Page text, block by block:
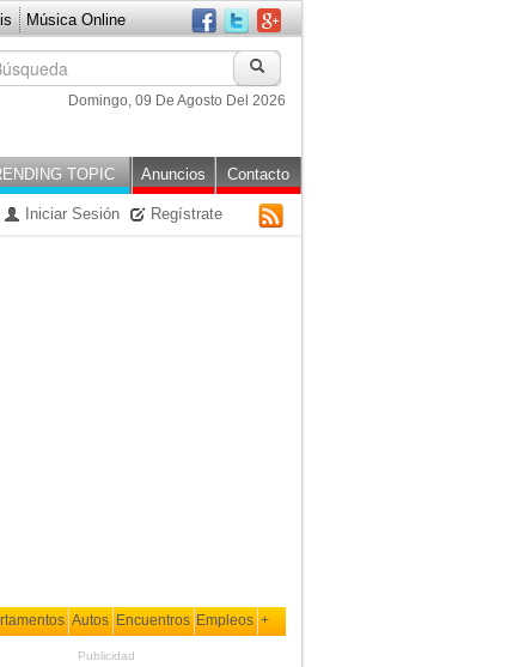
Música Online
Domingo, 09 De Agosto Del 2026
TOPIC Contacto
Anuncios
Iniciar Sesión Regístrate
Autos Encuentros Empleos +
Publicidad